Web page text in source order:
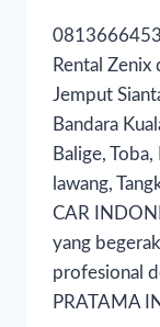
Rental Zenix
Jemput
Bandara
Balige,
lawang,
CAR
yang
profesional
PRATAMA